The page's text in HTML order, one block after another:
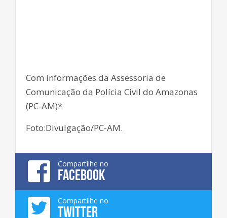
Com informações da Assessoria de
Comunicação da Polícia Civil do Amazonas
(PC-AM)*
Foto:Divulgação/PC-AM.
Compartilhe no
FACEBOOK
Compartilhe no
TWITTER